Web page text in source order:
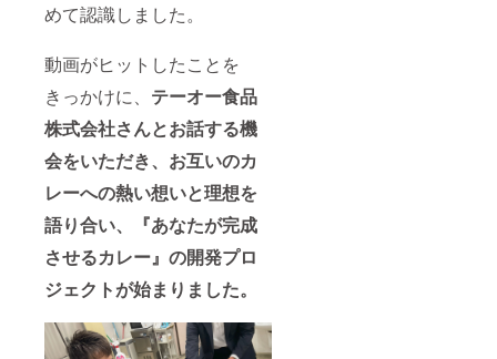
めて認識しました。
動画がヒットしたことを
きっかけに、 テーオー食品
株式会社さんとお話する機
会をいただき、お互いのカ
レーへの熱い想いと理想を
語り合い、『あなたが完成
させるカレー』の開発プロ
ジェクトが始まりました。